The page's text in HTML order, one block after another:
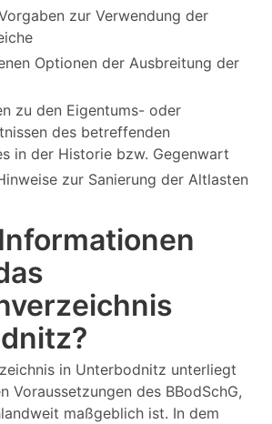
zur Verwendung der
Optionen der Ausbreitung der
zu den Eigentums- oder
des betreffenden
in der Historie bzw. Gegenwart
zur Sanierung der Altlasten
in Unterbodnitz unterliegt
Voraussetzungen des BBodSchG,
maßgeblich ist. In dem